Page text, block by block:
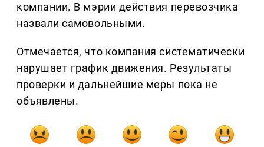
компании. В мэрии действия перевозчика
назвали самовольными.
Отмечается, что компания систематически
нарушает график движения. Результаты
проверки и дальнейшие меры пока не
объявлены.